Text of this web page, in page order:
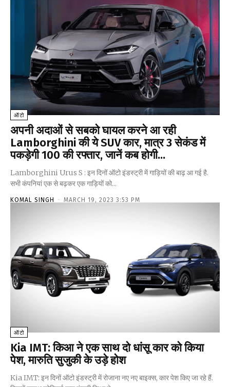
ऑटो
अपनी अदाओं से सबको घायल करने आ रही
Lamborghini की ये SUV कार, मात्र 3 सेकंड में
पकड़ेगी 100 की रफ्तार, जानें कब होगी...
Lamborghini Urus S : इन दिनों ऑटो इंडस्ट्री में गाड़ियों की बाढ़ आ गई है.
सभी कंपनियां एक से बढ़कर एक गाड़ियों को...
KOMAL SINGH - MARCH 19, 2023 3:53 PM
ऑटो
Kia IMT: किआ ने एक साथ दो धांसू कार को किया
पेश, मारुति सुजुकी के उड़े होश
Kia IMT: इन दिनों ऑटो इंडस्ट्री में रोजाना नए नए बाइक्स, कार पेश किए जा रहे हैं.